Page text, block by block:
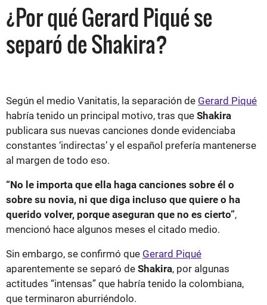
¿Por qué Gerard Piqué se
separó de Shakira?
Según el medio Vanitatis, la separación de Gerard Piqué
habría tenido un principal motivo, tras que Shakira
publicara sus nuevas canciones donde evidenciaba
constantes ‘indirectas’ y el español prefería mantenerse
al margen de todo eso.
“No le importa que ella haga canciones sobre él o
sobre su novia, ni que diga incluso que quiere o ha
querido volver, porque aseguran que no es cierto”,
mencionó hace algunos meses el citado medio.
Sin embargo, se confirmó que Gerard Piqué
aparentemente se separó de Shakira, por algunas
actitudes “intensas” que habría tenido la colombiana,
que terminaron aburriéndolo.